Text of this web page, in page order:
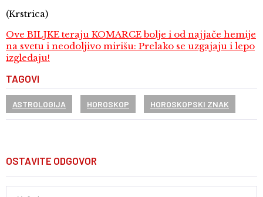
(Krstrica)
Ove BILJKE teraju KOMARCE bolje i od najjače hemije
na svetu i neodoljivo mirišu: Prelako se uzgajaju i lepo
izgledaju!
TAGOVI
ASTROLOGIJA HOROSKOP HOROSKOPSKI ZNAK
OSTAVITE ODGOVOR